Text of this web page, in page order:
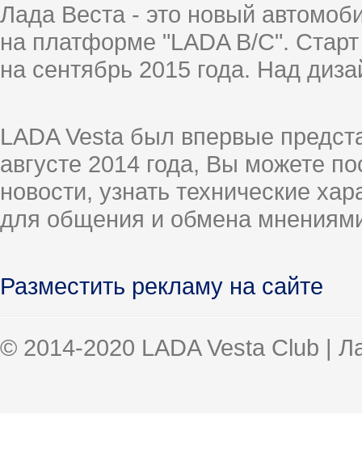
Лада Веста - это новый
на платформе "LADA B/C".
на сентябрь 2015 года. Над
LADA Vesta был впервые
августе 2014 года, Вы можете
новости, узнать технические
для общения и обмена
Разместить рекламу на сайте
© 2014-2020 LADA Vesta Club |